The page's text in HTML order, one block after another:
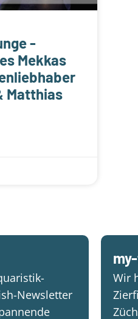
-
Mekkas
Matthias
Newsletter
Wir